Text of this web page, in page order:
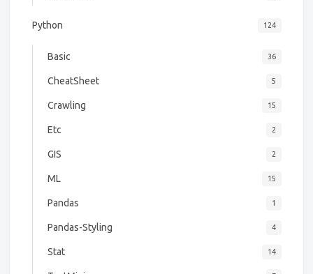
Python 124
Basic 36
CheatSheet 5
Crawling 15
Etc 2
GIS 2
ML 15
Pandas 1
Pandas-Styling 4
Stat 14